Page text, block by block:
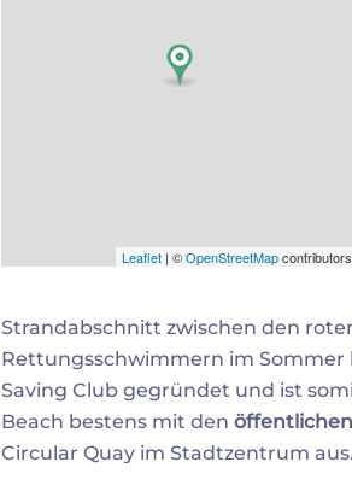
Leaflet | ©OpenStreetMapcontributors
Strandabschnitt zwischen den
Rettungsschwimmern im Sommer
Saving Club gegründet und ist
Beach bestens mit den
Circular Quay im Stadtzentrum aus.